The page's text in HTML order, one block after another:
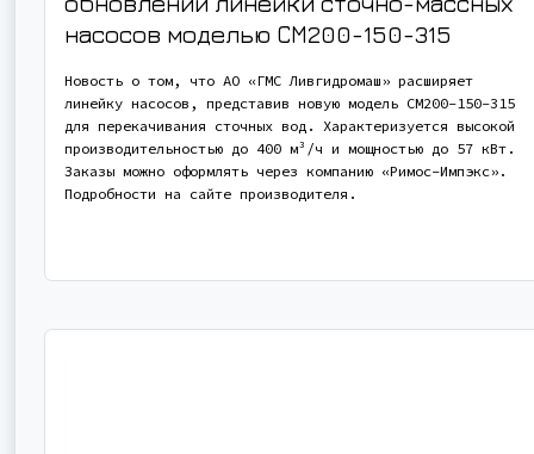
насосов моделью СМ200-150-315
Новость о том, что АО «ГМС Ливгидромаш» расширяет
линейку насосов, представив новую модель СМ200-150-315
для перекачивания сточных вод. Характеризуется высокой
производительностью до 400 м³/ч и мощностью до 57 кВт.
Заказы можно оформлять через компанию «Римос-Импэкс».
Подробности на сайте производителя.